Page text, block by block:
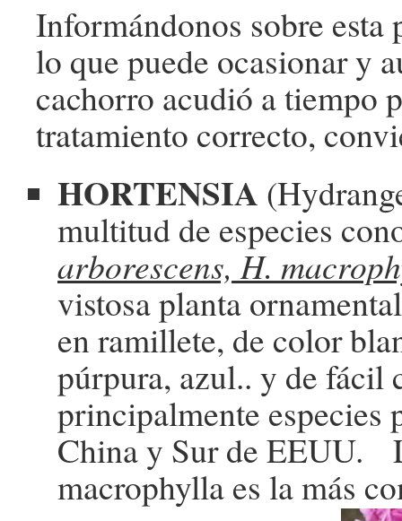
Informándonos sobre esta
lo que puede ocasionar y
cachorro acudió a tiempo
tratamiento correcto,
HORTENSIA
multitud de especies
arborescens, H.
vistosa planta
en ramillete, de color
púrpura, azul.. y de fácil
principalmente especies
China y Sur de EEUU.
macrophylla es la más